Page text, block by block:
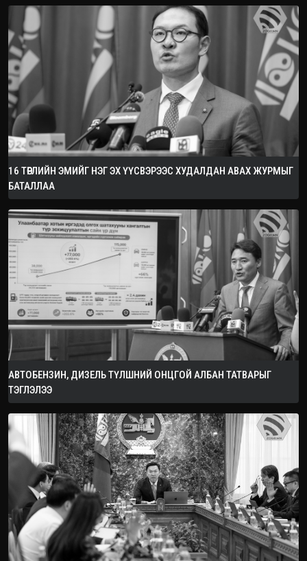
16 ТӨРЛИЙН ЭМИЙГ НЭГ ЭХ ҮҮСВЭРЭЭС ХУДАЛДАН АВАХ ЖУРМЫГ
БАТАЛЛАА
АВТОБЕНЗИН, ДИЗЕЛЬ ТҮЛШНИЙ ОНЦГОЙ АЛБАН ТАТВАРЫГ
ТЭГЛЭЛЭЭ